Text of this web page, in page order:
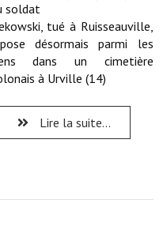
soldat
tué à Ruisseauville,
désormais parmi les
dans un cimetière
à Urville (14)
Lire la suite...